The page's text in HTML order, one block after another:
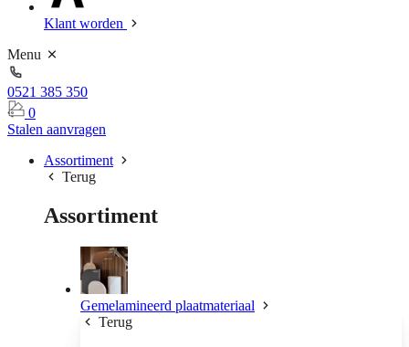
Klant worden
Menu
0521 385 350
0
Stalen aanvragen
Assortiment
Terug
Assortiment
Gemelamineerd plaatmateriaal
Terug